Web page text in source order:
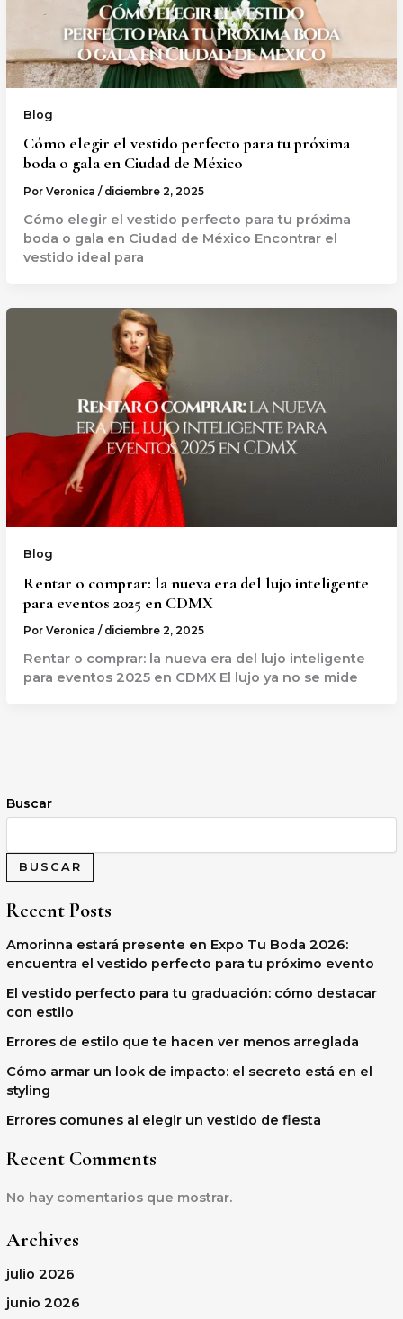
Buscar
BUSCAR
Recent Posts
Amorinna estará presente en Expo Tu Boda 2026:
encuentra el vestido perfecto para tu próximo evento
El vestido perfecto para tu graduación: cómo destacar
con estilo
Errores de estilo que te hacen ver menos arreglada
Cómo armar un look de impacto: el secreto está en el
styling
Errores comunes al elegir un vestido de fiesta
Recent Comments
No hay comentarios que mostrar.
Archives
julio 2026
junio 2026
Blog
Cómo elegir el vestido perfecto para tu próxima
boda o gala en Ciudad de México
PorVeronica/ diciembre 2, 2025
Cómo elegir el vestido perfecto para tu próxima
boda o gala en Ciudad de México Encontrar el
vestido ideal para
Blog
Rentar o comprar: la nueva era del lujo inteligente
para eventos 2025 en CDMX
PorVeronica/ diciembre 2, 2025
Rentar o comprar: la nueva era del lujo inteligente
para eventos 2025 en CDMX El lujo ya no se mide